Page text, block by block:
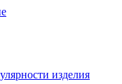
изделия